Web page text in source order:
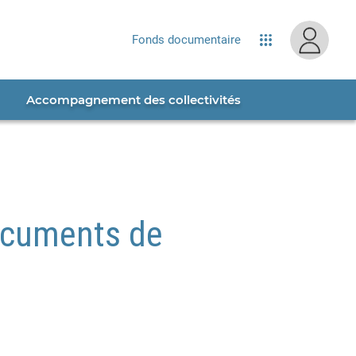
Fonds documentaire Applications
Accompagnement des collectivités
de